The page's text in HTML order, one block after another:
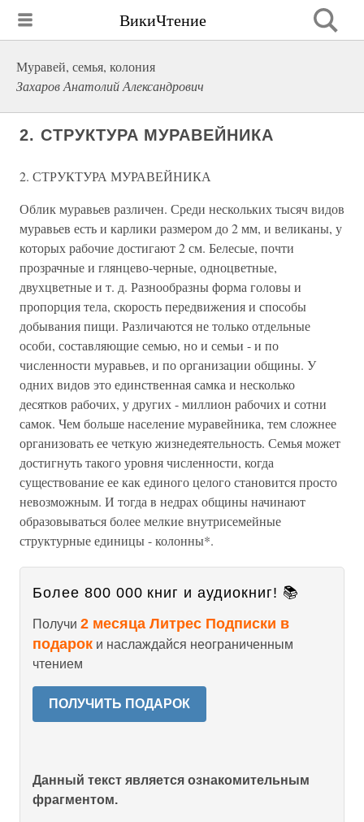
ВикиЧтение
Муравей, семья, колония
Захаров Анатолий Александрович
2. СТРУКТУРА МУРАВЕЙНИКА
2. СТРУКТУРА МУРАВЕЙНИКА
Облик муравьев различен. Среди нескольких тысяч видов
муравьев есть и карлики размером до 2 мм, и великаны, у
которых рабочие достигают 2 см. Белесые, почти
прозрачные и глянцево-черные, одноцветные,
двухцветные и т. д. Разнообразны форма головы и
пропорция тела, скорость передвижения и способы
добывания пищи. Различаются не только отдельные
особи, составляющие семью, но и семьи - и по
численности муравьев, и по организации общины. У
одних видов это единственная самка и несколько
десятков рабочих, у других - миллион рабочих и сотни
самок. Чем больше население муравейника, тем сложнее
организовать ее четкую жизнедеятельность. Семья может
достигнуть такого уровня численности, когда
существование ее как единого целого становится просто
невозможным. И тогда в недрах общины начинают
образовываться более мелкие внутрисемейные
структурные единицы - колонны*.
Более 800 000 книг и аудиокниг! 📚
Получи 2 месяца Литрес Подписки в
подарок и наслаждайся неограниченным
чтением
ПОЛУЧИТЬ ПОДАРОК
Данный текст является ознакомительным
фрагментом.